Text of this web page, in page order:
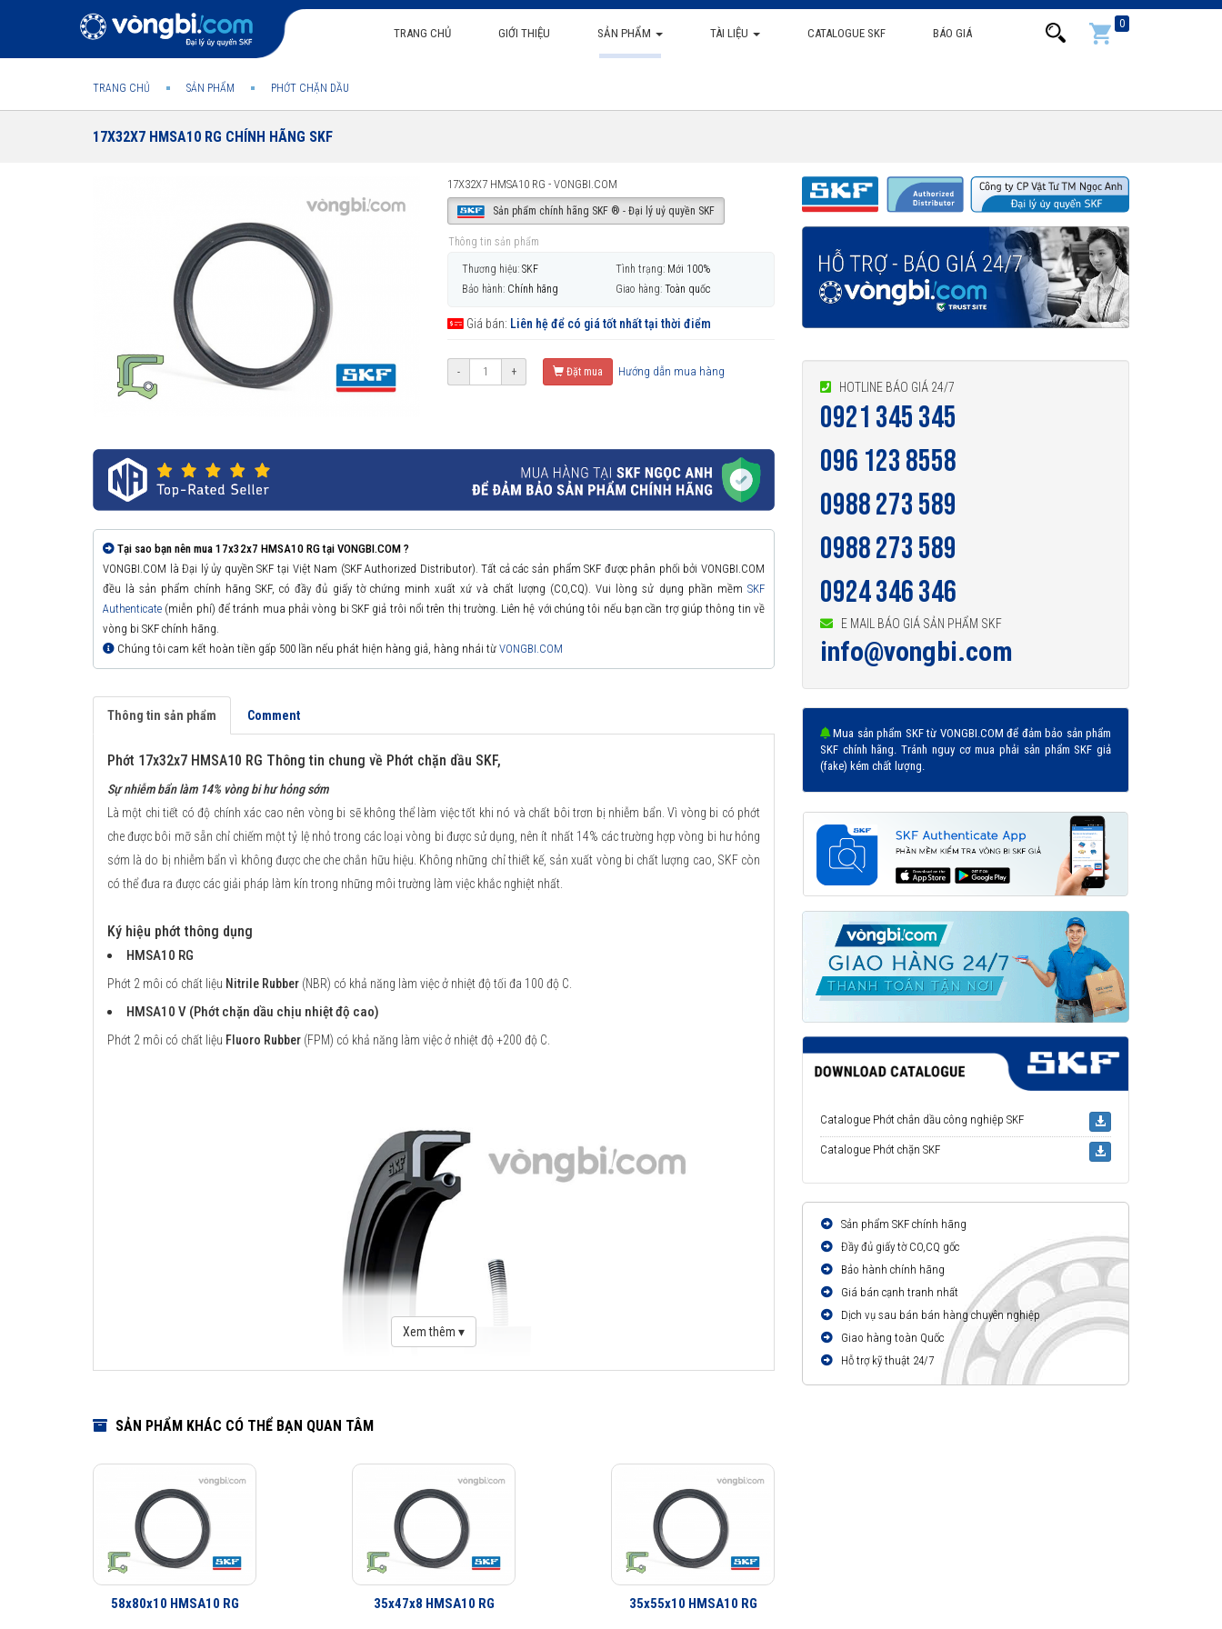
TRANG CHỦ GIỚI THIỆU SẢN PHẨM TÀI LIỆU CATALOGUE SKF BÁO GIÁ
0
TRANG CHỦ SẢN PHẨM PHỚT CHẶN DẦU
17X32X7 HMSA10 RG CHÍNH HÃNG SKF
17X32X7 HMSA10 RG - VONGBI.COM
Sản phẩm chính hãng SKF ® - Đại lý uỷ quyền SKF
Thông tin sản phẩm
Thương hiệu: SKF Tình trạng: Mới 100%
Bảo hành: Chính hãng Giao hàng: Toàn quốc
Giá bán: Liên hệ để có giá tốt nhất tại thời điểm
- + Đặt mua Hướng dẫn mua hàng
Tại sao bạn nên mua 17x32x7 HMSA10 RG tại VONGBI.COM ?
VONGBI.COM là Đại lý ủy quyền SKF tại Việt Nam (SKF Authorized Distributor). Tất cả các sản phẩm SKF được phân phối bởi VONGBI.COM
đều là sản phẩm chính hãng SKF, có đầy đủ giấy tờ chứng minh xuất xứ và chất lượng (CO,CQ). Vui lòng sử dụng phần mềm SKF
Authenticate (miễn phí) để tránh mua phải vòng bi SKF giả trôi nổi trên thị trường. Liên hệ với chúng tôi nếu bạn cần trợ giúp thông tin về
vòng bi SKF chính hãng.
Chúng tôi cam kết hoàn tiền gấp 500 lần nếu phát hiện hàng giả, hàng nhái từ VONGBI.COM
Thông tin sản phẩm Comment
Phớt 17x32x7 HMSA10 RG Thông tin chung về Phớt chặn dầu SKF,
Sự nhiễm bẩn làm 14% vòng bi hư hỏng sớm
Là một chi tiết có độ chính xác cao nên vòng bi sẽ không thể làm việc tốt khi nó và chất bôi trơn bị nhiễm bẩn. Vì vòng bi có phớt
che được bôi mỡ sẵn chỉ chiếm một tỷ lệ nhỏ trong các loại vòng bi được sử dụng, nên ít nhất 14% các trường hợp vòng bi hư hỏng
sớm là do bị nhiễm bẩn vì không được che che chắn hữu hiệu. Không những chỉ thiết kế, sản xuất vòng bi chất lượng cao, SKF còn
có thể đưa ra được các giải pháp làm kín trong những môi trường làm việc khắc nghiệt nhất.
Ký hiệu phớt thông dụng
HMSA10 RG
Phớt 2 môi có chất liệu Nitrile Rubber (NBR) có khả năng làm việc ở nhiệt độ tối đa 100 độ C.
HMSA10 V (Phớt chặn dầu chịu nhiệt độ cao)
Phớt 2 môi có chất liệu Fluoro Rubber (FPM) có khả năng làm việc ở nhiệt độ +200 độ C.
Download Catalogue Phớt chặn dầu SKF
Xem thêm ▾
SẢN PHẨM KHÁC CÓ THỂ BẠN QUAN TÂM
58x80x10 HMSA10 RG 35x47x8 HMSA10 RG 35x55x10 HMSA10 RG
HOTLINE BÁO GIÁ 24/7
0921 345 345
096 123 8558
0988 273 589
0988 273 589
0924 346 346
E MAIL BÁO GIÁ SẢN PHẨM SKF
info@vongbi.com
Mua sản phẩm SKF từ VONGBI.COM để đảm bảo sản phẩm
SKF chính hãng. Tránh nguy cơ mua phải sản phẩm SKF giả
(fake) kém chất lượng.
Catalogue Phớt chắn dầu công nghiệp SKF
Catalogue Phớt chặn SKF
Sản phẩm SKF chính hãng
Đầy đủ giấy tờ CO,CQ gốc
Bảo hành chính hãng
Giá bán cạnh tranh nhất
Dịch vụ sau bán bán hàng chuyên nghiệp
Giao hàng toàn Quốc
Hỗ trợ kỹ thuật 24/7